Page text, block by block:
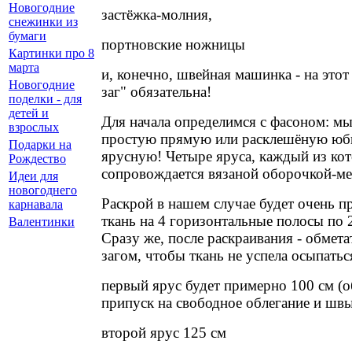
застёжка-молния,
портновские ножницы
и, конечно, швейная машинка - на этот
заг" обязательна!
Для начала определимся с фасоном:
простую прямую или расклешёную
ярусную! Четыре яруса, каждый из
сопровождается вязаной оборочкой-
Раскрой в нашем случае будет очень
ткань на 4 горизонтальные полосы по
Сразу же, после раскраивания -
загом, чтобы ткань не успела
первый ярус будет примерно 100 см
припуск на свободное облегание и
второй ярус 125 см
Новогодние
снежинки из
бумаги
Картинки про 8
марта
Новогодние
поделки - для
детей и
взрослых
Подарки на
Рождество
Идеи для
новогоднего
карнавала
Валентинки